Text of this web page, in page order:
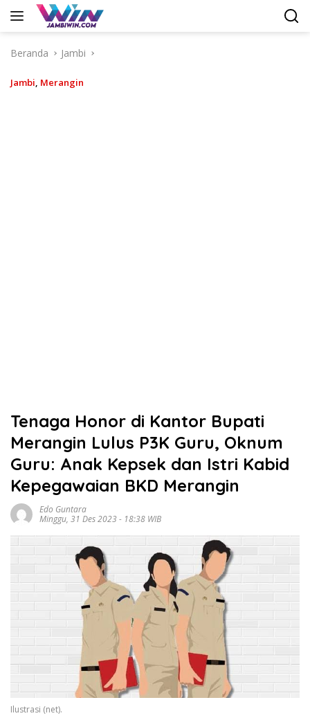
Langsung
Beranda
Jambi
Jambi, Merangin
Tenaga Honor di Kantor Bupati
Merangin Lulus P3K Guru, Oknum
Guru: Anak Kepsek dan Istri Kabid
Kepegawaian BKD Merangin
Edo Guntara
Minggu, 31 Des 2023 - 18:38 WIB
Ilustrasi (net).